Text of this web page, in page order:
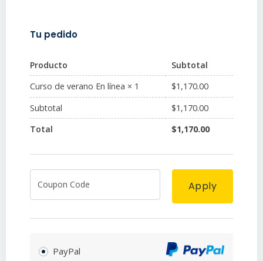
Tu pedido
Producto
Subtotal
Curso de verano En línea × 1 $1,170.00
Subtotal
$1,170.00
Total
$1,170.00
Apply
PayPal